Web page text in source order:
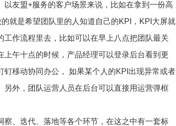
友盟+服务的客户场景来说，比如在拿到一份高
就是希望团队里的人知道自己的KPI，KPI大屏就
作流程里去，比如可以在早上八点把团队最关
午十点的时候，产品经理可以登录后台看到更
移动协同办公， 如果某个人的KPI出现异常或者
外，团队运营人员在后台可以直接用运营弹框
、迭代、落地等各个环节，在这之中有一套标